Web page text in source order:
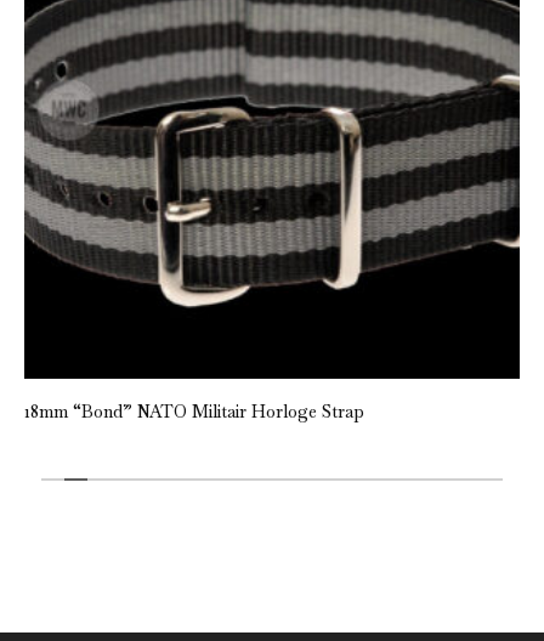
18mm “Bond” NATO Militair Horloge Strap